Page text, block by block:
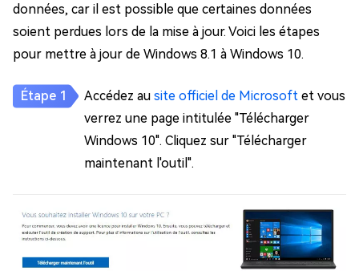
données, car il est possible que certaines données
soient perdues lors de la mise à jour. Voici les étapes
pour mettre à jour de Windows 8.1 à Windows 10.
Accédez au site officiel de Microsoft et vous
verrez une page intitulée "Télécharger
Windows 10". Cliquez sur "Télécharger
maintenant l'outil".